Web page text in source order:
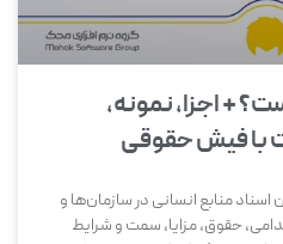
+ اجزا، نمونه،
با فیش حقوقی
منابع انسانی در سازمان‌ها و
حقوق، مزایا، سمت و شرایط